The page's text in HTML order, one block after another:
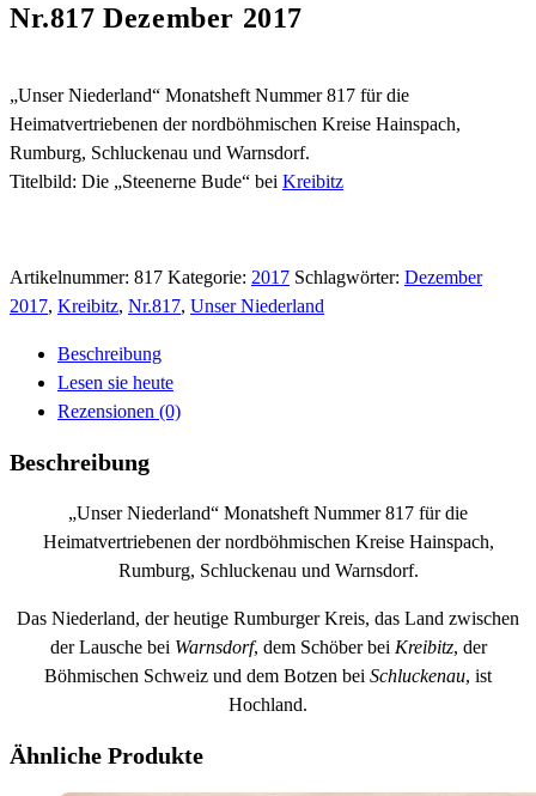
Nr.817 Dezember 2017
„Unser Niederland“ Monatsheft Nummer 817 für die
Heimatvertriebenen der nordböhmischen Kreise Hainspach,
Rumburg, Schluckenau und Warnsdorf.
Titelbild: Die „Steenerne Bude“ bei Kreibitz
Artikelnummer: 817 Kategorie: 2017 Schlagwörter: Dezember
2017, Kreibitz, Nr.817, Unser Niederland
Beschreibung
Lesen sie heute
Rezensionen (0)
Beschreibung
„Unser Niederland“ Monatsheft Nummer 817 für die
Heimatvertriebenen der nordböhmischen Kreise Hainspach,
Rumburg, Schluckenau und Warnsdorf.
Das Niederland, der heutige Rumburger Kreis, das Land zwischen
der Lausche bei Warnsdorf, dem Schöber bei Kreibitz, der
Böhmischen Schweiz und dem Botzen bei Schluckenau, ist
Hochland.
Ähnliche Produkte